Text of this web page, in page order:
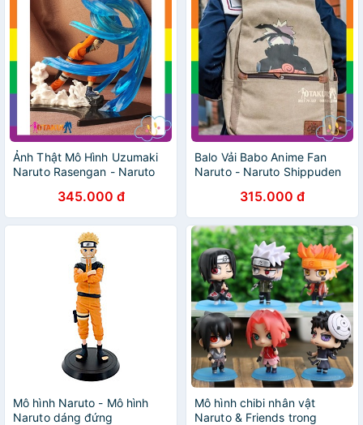
Ảnh Thật Mô Hình Uzumaki
Naruto Rasengan - Naruto
345.000 đ
Balo Vải Babo Anime Fan
Naruto - Naruto Shippuden
315.000 đ
Mô hình Naruto - Mô hình
Naruto dáng đứng
Mô hình chibi nhân vật
Naruto & Friends trong